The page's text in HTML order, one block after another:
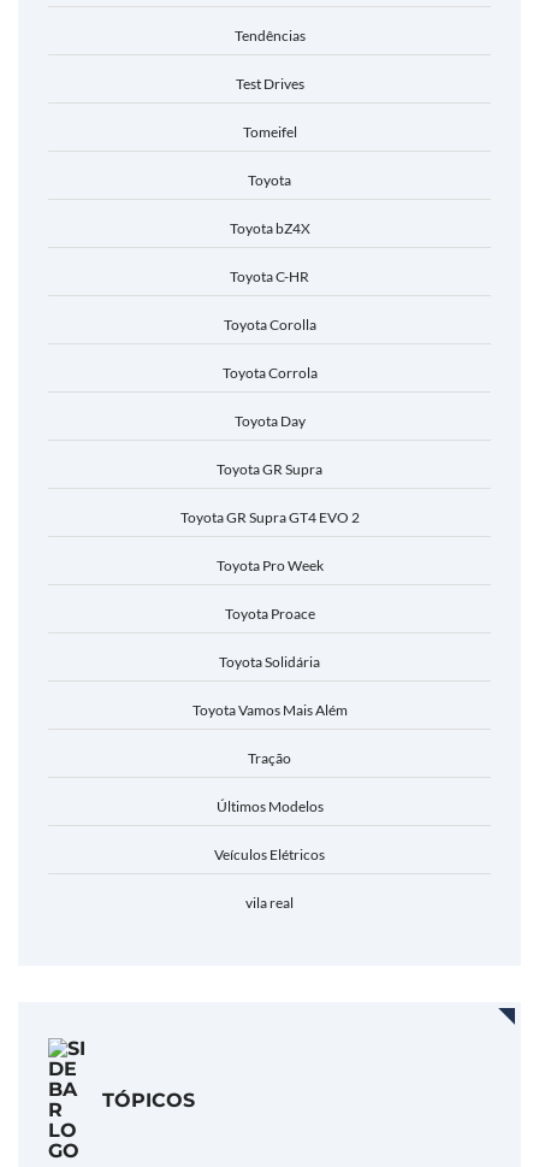
Tendências
Test Drives
Tomeifel
Toyota
Toyota bZ4X
Toyota C-HR
Toyota Corolla
Toyota Corrola
Toyota Day
Toyota GR Supra
Toyota GR Supra GT4 EVO 2
Toyota Pro Week
Toyota Proace
Toyota Solidária
Toyota Vamos Mais Além
Tração
Últimos Modelos
Veículos Elétricos
vila real
TÓPICOS